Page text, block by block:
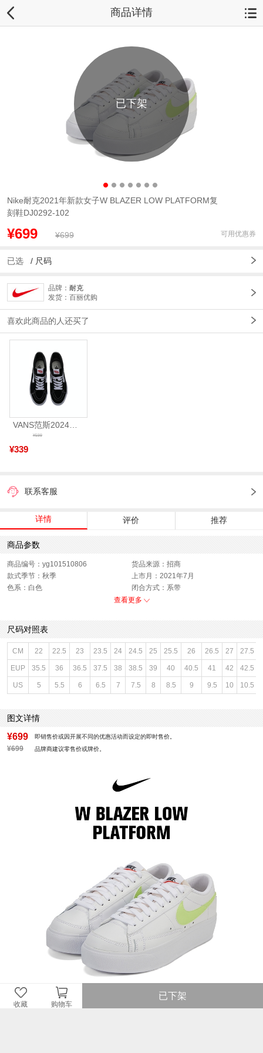
商品详情
已下架
收藏 购物车
已下架
Nike耐克2021年新款女子W BLAZER LOW PLATFORM复
刻鞋DJ0292-102
¥699 ¥699 可用优惠券
已选 / 尺码
品牌： 耐克
发货：百丽优购
喜欢此商品的人还买了
VANS范斯2024中性SK8-HiCL帆布鞋/硫化鞋VN000D5IB8C
¥339
¥599
联系客服
详情 评价 推荐
商品参数
商品编号：yg101510806
货品来源：招商
款式季节：秋季
上市月：2021年7月
色系：白色
闭合方式：系带
性别：女子
查看更多
尺码对照表
CM 22 22.5 23 23.5 24 24.5 25 25.5 26 26.5 27 27.5
EUP 35.5 36 36.5 37.5 38 38.5 39 40 40.5 41 42 42.5
US 5 5.5 6 6.5 7 7.5 8 8.5 9 9.5 10 10.5
图文详情
¥699 即销售价或因开展不同的优惠活动而设定的即时售价。
¥699 品牌商建议零售价或牌价。